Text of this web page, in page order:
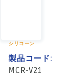
シリコーン
製品コード:
MCR-V21